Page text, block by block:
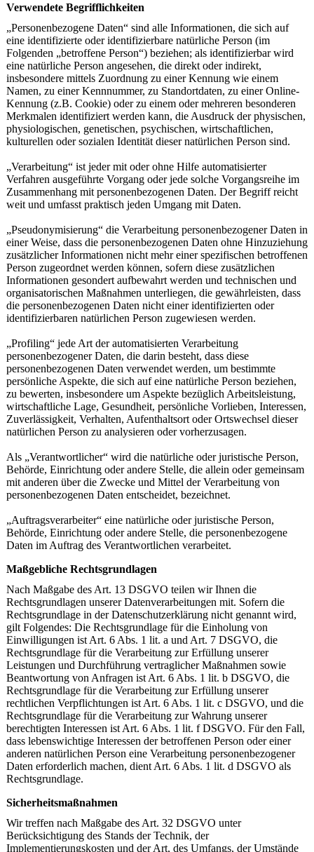
Verwendete Begrifflichkeiten
„Personenbezogene Daten“ sind alle Informationen, die sich auf
eine identifizierte oder identifizierbare natürliche Person (im
Folgenden „betroffene Person“) beziehen; als identifizierbar wird
eine natürliche Person angesehen, die direkt oder indirekt,
insbesondere mittels Zuordnung zu einer Kennung wie einem
Namen, zu einer Kennnummer, zu Standortdaten, zu einer Online-
Kennung (z.B. Cookie) oder zu einem oder mehreren besonderen
Merkmalen identifiziert werden kann, die Ausdruck der physischen,
physiologischen, genetischen, psychischen, wirtschaftlichen,
kulturellen oder sozialen Identität dieser natürlichen Person sind.
„Verarbeitung“ ist jeder mit oder ohne Hilfe automatisierter
Verfahren ausgeführte Vorgang oder jede solche Vorgangsreihe im
Zusammenhang mit personenbezogenen Daten. Der Begriff reicht
weit und umfasst praktisch jeden Umgang mit Daten.
„Pseudonymisierung“ die Verarbeitung personenbezogener Daten in
einer Weise, dass die personenbezogenen Daten ohne Hinzuziehung
zusätzlicher Informationen nicht mehr einer spezifischen betroffenen
Person zugeordnet werden können, sofern diese zusätzlichen
Informationen gesondert aufbewahrt werden und technischen und
organisatorischen Maßnahmen unterliegen, die gewährleisten, dass
die personenbezogenen Daten nicht einer identifizierten oder
identifizierbaren natürlichen Person zugewiesen werden.
„Profiling“ jede Art der automatisierten Verarbeitung
personenbezogener Daten, die darin besteht, dass diese
personenbezogenen Daten verwendet werden, um bestimmte
persönliche Aspekte, die sich auf eine natürliche Person beziehen,
zu bewerten, insbesondere um Aspekte bezüglich Arbeitsleistung,
wirtschaftliche Lage, Gesundheit, persönliche Vorlieben, Interessen,
Zuverlässigkeit, Verhalten, Aufenthaltsort oder Ortswechsel dieser
natürlichen Person zu analysieren oder vorherzusagen.
Als „Verantwortlicher“ wird die natürliche oder juristische Person,
Behörde, Einrichtung oder andere Stelle, die allein oder gemeinsam
mit anderen über die Zwecke und Mittel der Verarbeitung von
personenbezogenen Daten entscheidet, bezeichnet.
„Auftragsverarbeiter“ eine natürliche oder juristische Person,
Behörde, Einrichtung oder andere Stelle, die personenbezogene
Daten im Auftrag des Verantwortlichen verarbeitet.
Maßgebliche Rechtsgrundlagen
Nach Maßgabe des Art. 13 DSGVO teilen wir Ihnen die
Rechtsgrundlagen unserer Datenverarbeitungen mit. Sofern die
Rechtsgrundlage in der Datenschutzerklärung nicht genannt wird,
gilt Folgendes: Die Rechtsgrundlage für die Einholung von
Einwilligungen ist Art. 6 Abs. 1 lit. a und Art. 7 DSGVO, die
Rechtsgrundlage für die Verarbeitung zur Erfüllung unserer
Leistungen und Durchführung vertraglicher Maßnahmen sowie
Beantwortung von Anfragen ist Art. 6 Abs. 1 lit. b DSGVO, die
Rechtsgrundlage für die Verarbeitung zur Erfüllung unserer
rechtlichen Verpflichtungen ist Art. 6 Abs. 1 lit. c DSGVO, und die
Rechtsgrundlage für die Verarbeitung zur Wahrung unserer
berechtigten Interessen ist Art. 6 Abs. 1 lit. f DSGVO. Für den Fall,
dass lebenswichtige Interessen der betroffenen Person oder einer
anderen natürlichen Person eine Verarbeitung personenbezogener
Daten erforderlich machen, dient Art. 6 Abs. 1 lit. d DSGVO als
Rechtsgrundlage.
Sicherheitsmaßnahmen
Wir treffen nach Maßgabe des Art. 32 DSGVO unter
Berücksichtigung des Stands der Technik, der
Implementierungskosten und der Art, des Umfangs, der Umstände